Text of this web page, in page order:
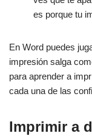
es porque tu
En Word puedes
impresión salga
para aprender a
cada una de las
Imprimir a